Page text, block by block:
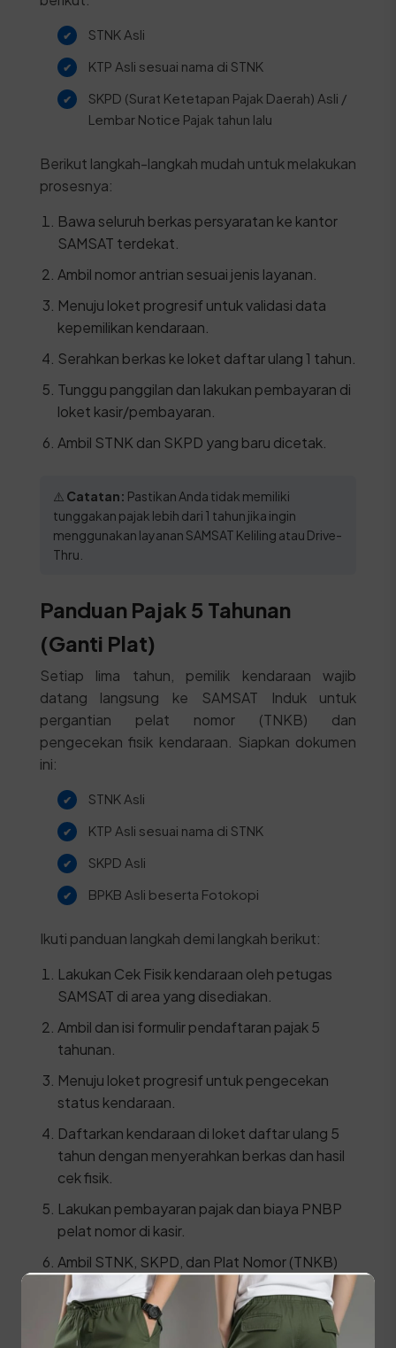
STNK Asli
KTP Asli sesuai nama di STNK
SKPD (Surat Ketetapan Pajak Daerah) Asli /
Lembar Notice Pajak tahun lalu
Berikut langkah-langkah mudah untuk melakukan
prosesnya:
Bawa seluruh berkas persyaratan ke kantor
SAMSAT terdekat.
Ambil nomor antrian sesuai jenis layanan.
Menuju loket progresif untuk validasi data
kepemilikan kendaraan.
Serahkan berkas ke loket daftar ulang 1 tahun.
Tunggu panggilan dan lakukan pembayaran di
loket kasir/pembayaran.
Ambil STNK dan SKPD yang baru dicetak.
⚠️ Catatan: Pastikan Anda tidak memiliki
tunggakan pajak lebih dari 1 tahun jika ingin
menggunakan layanan SAMSAT Keliling atau Drive-
Thru.
Panduan Pajak 5 Tahunan
(Ganti Plat)
Setiap lima tahun, pemilik kendaraan wajib
datang langsung ke SAMSAT Induk untuk
pergantian pelat nomor (TNKB) dan
pengecekan fisik kendaraan. Siapkan dokumen
ini:
STNK Asli
KTP Asli sesuai nama di STNK
SKPD Asli
BPKB Asli beserta Fotokopi
Ikuti panduan langkah demi langkah berikut:
Lakukan Cek Fisik kendaraan oleh petugas
SAMSAT di area yang disediakan.
Ambil dan isi formulir pendaftaran pajak 5
tahunan.
Menuju loket progresif untuk pengecekan
status kendaraan.
Daftarkan kendaraan di loket daftar ulang 5
tahun dengan menyerahkan berkas dan hasil
cek fisik.
Lakukan pembayaran pajak dan biaya PNBP
pelat nomor di kasir.
Ambil STNK, SKPD, dan Plat Nomor (TNKB)
baru di loket penyerahan.
⚠️ Kendaraan fisik wajib dibawa langsung ke lokasi